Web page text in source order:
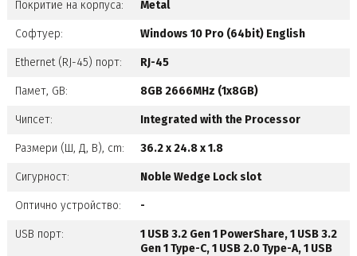
Покритие на корпуса: Metal
Софтуер: Windows 10 Pro (64bit) English
Ethernet (RJ-45) порт: RJ-45
Памет, GB: 8GB 2666MHz (1x8GB)
Чипсет: Integrated with the Processor
Размери (Ш, Д, В), cm: 36.2 x 24.8 x 1.8
Сигурност: Noble Wedge Lock slot
Оптично устройство: -
USB порт:
1 USB 3.2 Gen 1 PowerShare, 1 USB 3.2
Gen 1 Type-C, 1 USB 2.0 Type-A, 1 USB